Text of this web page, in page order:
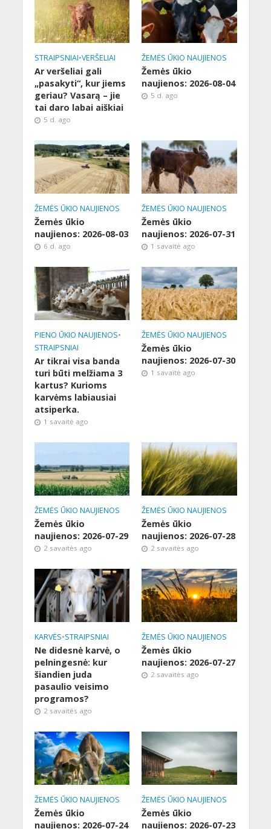
STRAIPSNIAI•VERŠELIAI
Ar veršeliai gali
„pasakyti“, kur jiems
geriau? Vasarą – jie
tai daro labai aiškiai
5 d. ago
ŽEMĖS ŪKIO NAUJIENOS
Žemės ūkio
naujienos: 2026-08-04
5 d. ago
ŽEMĖS ŪKIO NAUJIENOS
Žemės ūkio
naujienos: 2026-08-03
6 d. ago
ŽEMĖS ŪKIO NAUJIENOS
Žemės ūkio
naujienos: 2026-07-31
1 savaitė ago
PIENO ŪKIO NAUJIENOS•
STRAIPSNIAI
Ar tikrai visa banda
turi būti melžiama 3
kartus? Kurioms
karvėms labiausiai
atsiperka.
1 savaitė ago
ŽEMĖS ŪKIO NAUJIENOS
Žemės ūkio
naujienos: 2026-07-30
1 savaitė ago
ŽEMĖS ŪKIO NAUJIENOS
Žemės ūkio
naujienos: 2026-07-29
2 savaitės ago
ŽEMĖS ŪKIO NAUJIENOS
Žemės ūkio
naujienos: 2026-07-28
2 savaitės ago
KARVĖS•STRAIPSNIAI
Ne didesnė karvė, o
pelningesnė: kur
šiandien juda
pasaulio veisimo
programos?
2 savaitės ago
ŽEMĖS ŪKIO NAUJIENOS
Žemės ūkio
naujienos: 2026-07-27
2 savaitės ago
ŽEMĖS ŪKIO NAUJIENOS
Žemės ūkio
naujienos: 2026-07-24
ŽEMĖS ŪKIO NAUJIENOS
Žemės ūkio
naujienos: 2026-07-23